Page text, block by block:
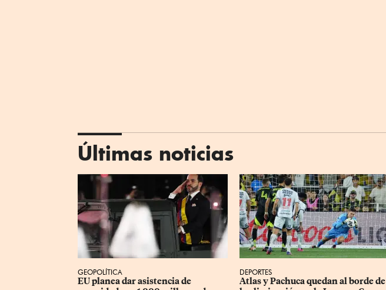
Últimas noticias
GEOPOLÍTICA
EU planea dar asistencia de
DEPORTES
Atlas y Pachuca quedan al borde de